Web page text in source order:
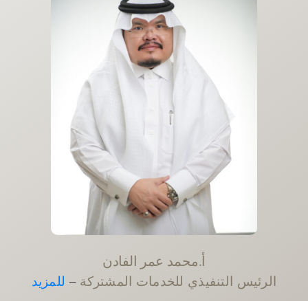
أ.محمد عمر الفادن
الرئيس التنفيذي للخدمات المشتركة – للمزيد